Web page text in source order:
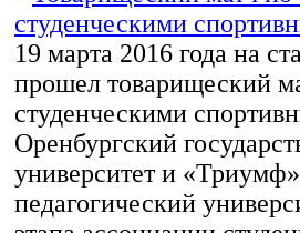
19 марта 2016 года на
прошел товарищеский
студенческими
Оренбургский
университет и
педагогический